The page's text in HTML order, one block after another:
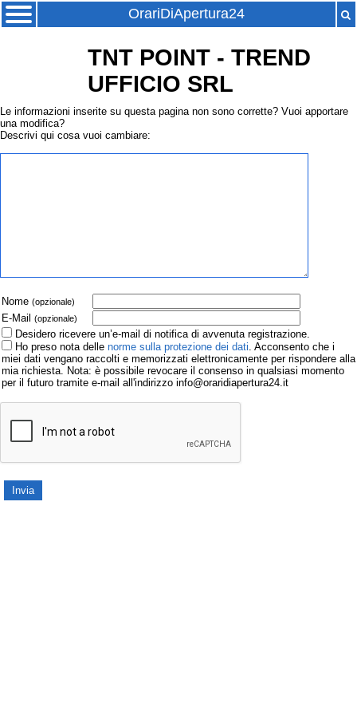
OrariDiApertura24
TNT POINT - TREND
UFFICIO SRL
Le informazioni inserite su questa pagina non sono corrette? Vuoi apportare
una modifica?
Descrivi qui cosa vuoi cambiare:
Nome (opzionale)
E-Mail (opzionale)
Desidero ricevere un’e-mail di notifica di avvenuta registrazione.
Ho preso nota delle norme sulla protezione dei dati. Acconsento che i
miei dati vengano raccolti e memorizzati elettronicamente per rispondere alla
mia richiesta. Nota: è possibile revocare il consenso in qualsiasi momento
per il futuro tramite e-mail all'indirizzo info@oraridiapertura24.it